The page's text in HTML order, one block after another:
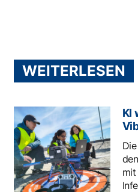
WEITERLESEN
KI
mit